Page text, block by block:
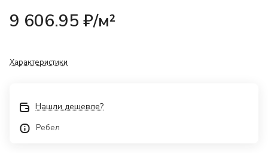
9 606.95 ₽/м²
Характеристики
Нашли дешевле?
Ребел